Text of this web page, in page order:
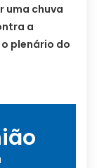
uma chuva
a
plenário do